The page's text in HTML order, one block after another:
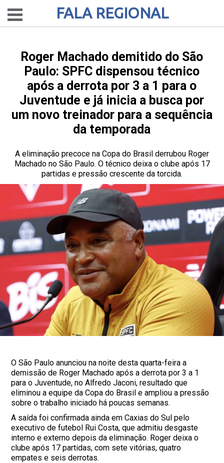
FALA REGIONAL
Roger Machado demitido do São
Paulo: SPFC dispensou técnico
após a derrota por 3 a 1 para o
Juventude e já inicia a busca por
um novo treinador para a sequência
da temporada
A eliminação precoce na Copa do Brasil derrubou Roger
Machado no São Paulo. O técnico deixa o clube após 17
partidas e pressão crescente da torcida.
O São Paulo anunciou na noite desta quarta-feira a
demissão de Roger Machado após a derrota por 3 a 1
para o Juventude, no Alfredo Jaconi, resultado que
eliminou a equipe da Copa do Brasil e ampliou a pressão
sobre o trabalho iniciado há poucas semanas.
A saída foi confirmada ainda em Caxias do Sul pelo
executivo de futebol Rui Costa, que admitiu desgaste
interno e externo depois da eliminação. Roger deixa o
clube após 17 partidas, com sete vitórias, quatro
empates e seis derrotas.